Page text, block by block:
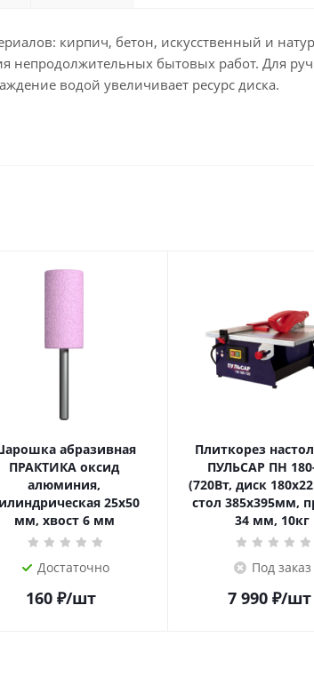
кирпич, бетон, искусственный и
непродолжительных бытовых работ. Для
водой увеличивает ресурс диска.
абразивная
ПРАКТИКА оксид
алюминия,
25х50
мм, хвост 6 мм
Достаточно
160 ₽/шт
Плиткорез
ПУЛЬСАР ПН
(720Вт, диск
стол 385x395мм,
34 мм, 10кг
Под заказ
7 990₽/шт